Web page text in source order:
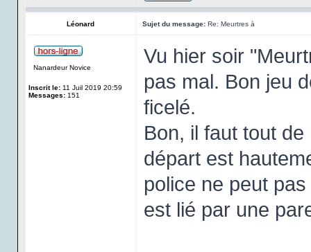
Léonard Sujet du message: Re: Meurtres à
Nanardeur Novice
Inscrit le: 11 Juil 2019 20:59
Messages: 151
Vu hier soir
pas mal. Bon jeu
ficelé.
Bon, il faut tout
départ est
police ne peut
est lié par une